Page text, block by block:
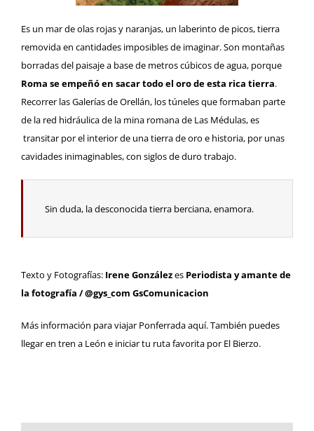
Es un mar de olas rojas y naranjas, un laberinto de picos, tierra
removida en cantidades imposibles de imaginar. Son montañas
borradas del paisaje a base de metros cúbicos de agua, porque
Roma se empeñó en sacar todo el oro de esta rica tierra.
Recorrer las Galerías de Orellán, los túneles que formaban parte
de la red hidráulica de la mina romana de Las Médulas, es
transitar por el interior de una tierra de oro e historia, por unas
cavidades inimaginables, con siglos de duro trabajo.
Sin duda, la desconocida tierra berciana, enamora.
Texto y Fotografías: Irene Gonzálezes Periodista y amante de
la fotografía /@gys_com GsComunicacion
Más información para viajar Ponferradaaquí. También puedes
llegar en tren a León e iniciar tu ruta favorita por El Bierzo.